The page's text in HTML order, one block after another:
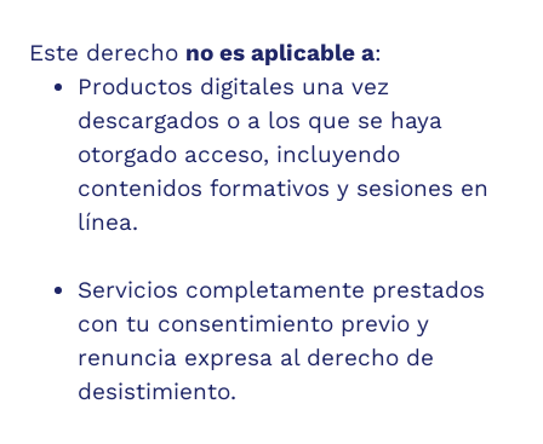
Este derecho no es aplicable a:
Productos digitales una vez
descargados o a los que se haya
otorgado acceso, incluyendo
contenidos formativos y sesiones en
línea.
Servicios completamente prestados
con tu consentimiento previo y
renuncia expresa al derecho de
desistimiento.